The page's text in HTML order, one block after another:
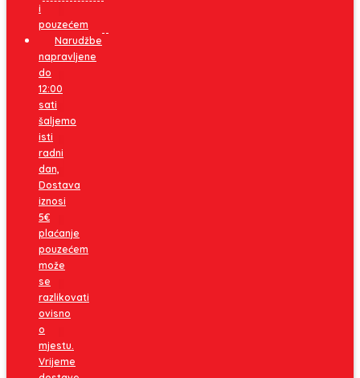
i
pouzećem
Narudžbe
napravljene
do
12:00
sati
šaljemo
isti
radni
dan,
Dostava
iznosi
5€
plaćanje
pouzećem
može
se
razlikovati
ovisno
o
mjestu.
Vrijeme